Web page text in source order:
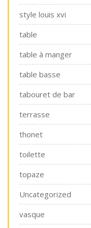
style louis xvi
table
table à manger
table basse
tabouret de bar
terrasse
thonet
toilette
topaze
Uncategorized
vasque